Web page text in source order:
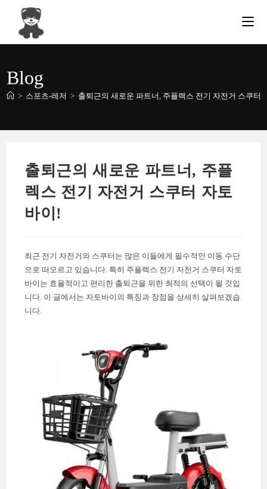
content
Blog
> 스포츠-레저 > 출퇴근의 새로운 파트너, 주플렉스 전기 자전거 스쿠터
출퇴근의 새로운 파트너, 주플
렉스 전기 자전거 스쿠터 자토
바이!
최근 전기 자전거와 스쿠터는 많은 이들에게 필수적인 이동 수단
으로 떠오르고 있습니다. 특히 주플렉스 전기 자전거 스쿠터 자토
바이는 효율적이고 편리한 출퇴근을 위한 최적의 선택이 될 것입
니다. 이 글에서는 자토바이의 특징과 장점을 상세히 살펴보겠습
니다.